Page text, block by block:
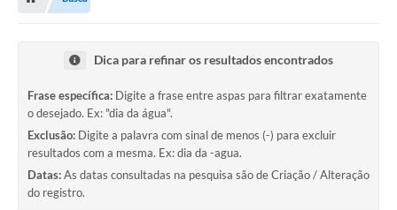
Dica para refinar os resultados encontrados
Frase específica: Digite a frase entre aspas para filtrar exatamente
o desejado. Ex: "dia da água".
Exclusão: Digite a palavra com sinal de menos (-) para excluir
resultados com a mesma. Ex: dia da -agua.
Datas:As datas consultadas na pesquisa são de Criação / Alteração
do registro.